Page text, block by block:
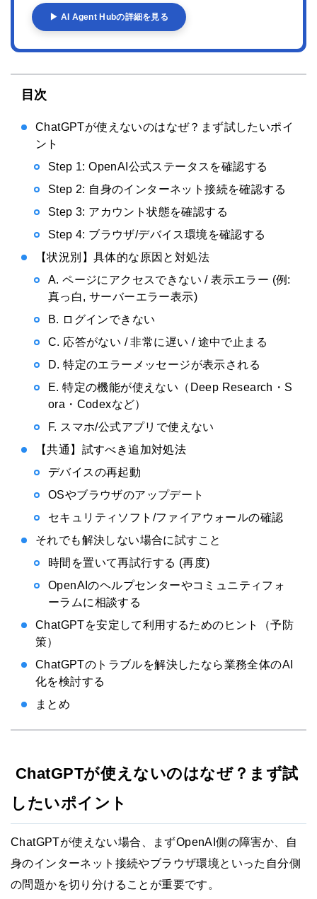
▶ AI Agent Hubの詳細を見る
目次
ChatGPTが使えないのはなぜ？まず試したいポイ
ント
Step 1: OpenAI公式ステータスを確認する
Step 2: 自身のインターネット接続を確認する
Step 3: アカウント状態を確認する
Step 4: ブラウザ/デバイス環境を確認する
【状況別】具体的な原因と対処法
A. ページにアクセスできない / 表示エラー (例:
真っ白, サーバーエラー表示)
B. ログインできない
C. 応答がない / 非常に遅い / 途中で止まる
D. 特定のエラーメッセージが表示される
E. 特定の機能が使えない（Deep Research・S
ora・Codexなど）
F. スマホ/公式アプリで使えない
【共通】試すべき追加対処法
デバイスの再起動
OSやブラウザのアップデート
セキュリティソフト/ファイアウォールの確認
それでも解決しない場合に試すこと
時間を置いて再試行する (再度)
OpenAIのヘルプセンターやコミュニティフォ
ーラムに相談する
ChatGPTを安定して利用するためのヒント（予防
策）
ChatGPTのトラブルを解決したなら業務全体のAI
化を検討する
まとめ
ChatGPTが使えないのはなぜ？まず試
したいポイント
ChatGPTが使えない場合、まずOpenAI側の障害か、自
身のインターネット接続やブラウザ環境といった自分側
の問題かを切り分けることが重要です。